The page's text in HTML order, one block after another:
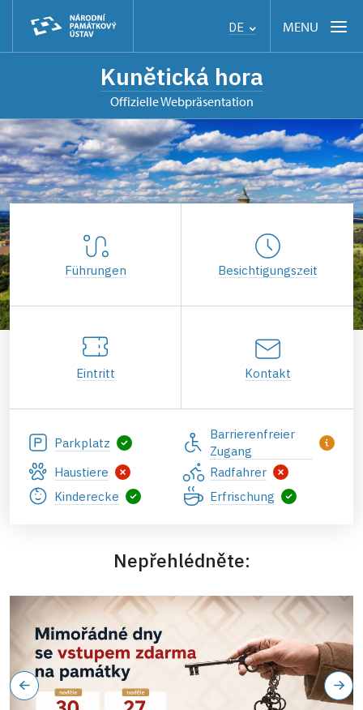
DE MENU
Kunětická hora
offizielle Webpräsentation
Führungen Besichtigungszeit
Eintritt Kontakt
Parkplatz
Barrierenfreier
Zugang
Haustiere
Radfahrer
Kinderecke
Erfrischung
Nepřehlédněte: